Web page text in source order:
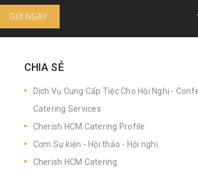
GỬI NGAY
CHIA SẺ
Dịch Vụ Cung Cấp Tiệc Cho Hội Nghị -
Catering Services
Cherish HCM Catering Profile
Cơm Sự kiện - Hội thảo - Hội nghị
Cherish HCM Catering